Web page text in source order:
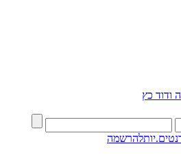
ודוד כץ
להרשמה